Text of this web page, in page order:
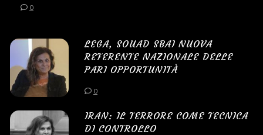
0
LEGA, SOUAD SBAI NUOVA
REFERENTE NAZIONALE DELLE
PARI OPPORTUNITÀ
0
IRAN: IL TERRORE COME TECNICA
DI CONTROLLO